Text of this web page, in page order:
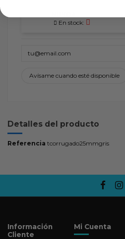
En stock:
Detalles del producto
Referencia tcorrugado25mmgris
Información
Cliente
Mi Cuenta